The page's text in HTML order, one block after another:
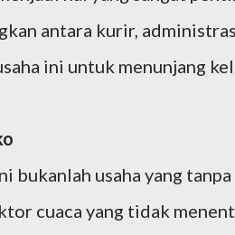
antara kurir,
ini untuk menunjang
bukanlah usaha yang
cuaca yang tidak